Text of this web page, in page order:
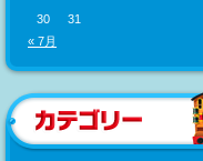
30
31
« 7月